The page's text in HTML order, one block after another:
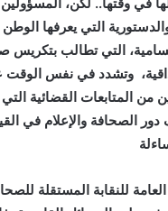
التي يعرفها
التي تطالب بتكريس
وتشدد في نفس الوقت
من المتابعات القضائية
الصحافة والإعلام في
للنقابة المستقلة